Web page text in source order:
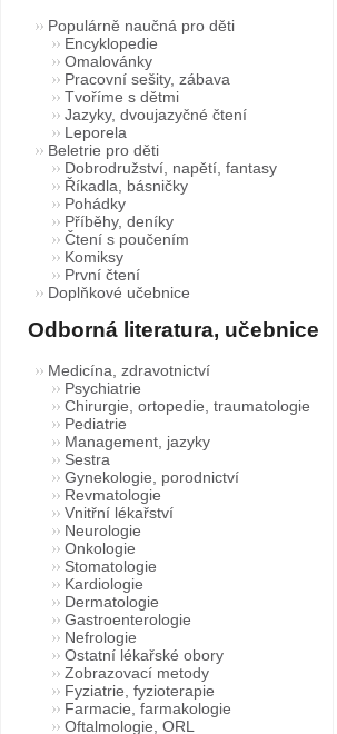
Populárně naučná pro děti
Encyklopedie
Omalovánky
Pracovní sešity, zábava
Tvoříme s dětmi
Jazyky, dvoujazyčné čtení
Leporela
Beletrie pro děti
Dobrodružství, napětí, fantasy
Říkadla, básničky
Pohádky
Příběhy, deníky
Čtení s poučením
Komiksy
První čtení
Doplňkové učebnice
Odborná literatura, učebnice
Medicína, zdravotnictví
Psychiatrie
Chirurgie, ortopedie, traumatologie
Pediatrie
Management, jazyky
Sestra
Gynekologie, porodnictví
Revmatologie
Vnitřní lékařství
Neurologie
Onkologie
Stomatologie
Kardiologie
Dermatologie
Gastroenterologie
Nefrologie
Ostatní lékařské obory
Zobrazovací metody
Fyziatrie, fyzioterapie
Farmacie, farmakologie
Oftalmologie, ORL